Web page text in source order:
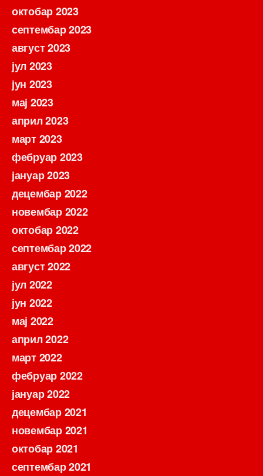
октобар 2023
септембар 2023
август 2023
јул 2023
јун 2023
мај 2023
април 2023
март 2023
фебруар 2023
јануар 2023
децембар 2022
новембар 2022
октобар 2022
септембар 2022
август 2022
јул 2022
јун 2022
мај 2022
април 2022
март 2022
фебруар 2022
јануар 2022
децембар 2021
новембар 2021
октобар 2021
септембар 2021